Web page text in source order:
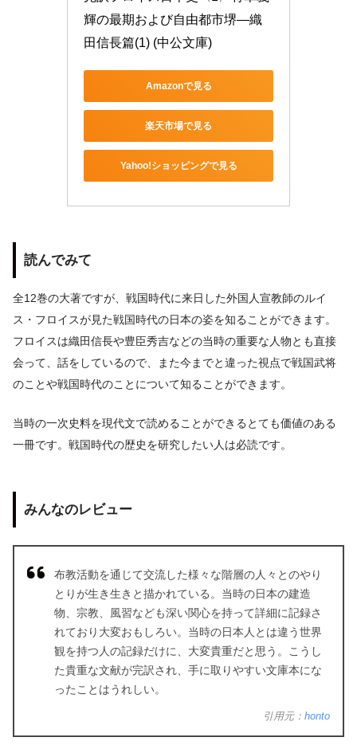
輝の最期および自由都市堺―織
田信長篇(1) (中公文庫)
Amazonで見る
楽天市場で見る
Yahoo!ショッピングで見る
読んでみて
全12巻の大著ですが、戦国時代に来日した外国人宣教師のルイ
ス・フロイスが見た戦国時代の日本の姿を知ることができます。
フロイスは織田信長や豊臣秀吉などの当時の重要な人物とも直接
会って、話をしているので、また今までと違った視点で戦国武将
のことや戦国時代のことについて知ることができます。
当時の一次史料を現代文で読めることができるとても価値のある
一冊です。戦国時代の歴史を研究したい人は必読です。
みんなのレビュー
布教活動を通じて交流した様々な階層の人々とのやり
とりが生き生きと描かれている。当時の日本の建造
物、宗教、風習なども深い関心を持って詳細に記録さ
れており大変おもしろい。当時の日本人とは違う世界
観を持つ人の記録だけに、大変貴重だと思う。こうし
た貴重な文献が完訳され、手に取りやすい文庫本にな
ったことはうれしい。
引用元： honto